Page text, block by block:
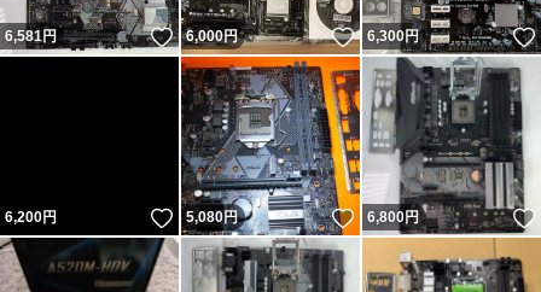
6,581円 いいね！
6,000円 いいね！
6,300円
6,200円 いいね！
5,080円 いいね！
6,800円